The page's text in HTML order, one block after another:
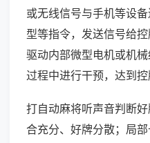
或无线信号与手机等设
型等指令，发送信号给
驱动内部微型电机或机
过程中进行干预，达到控
打自动麻将听声音判断
合充分、好牌分散；局